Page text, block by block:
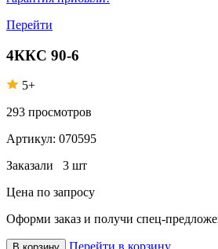
Перейти
4ККС 90-6
5+
293 просмотров
Артикул: 070595
Заказали 3 шт
Цена по запросу
Оформи заказ и получи спец-